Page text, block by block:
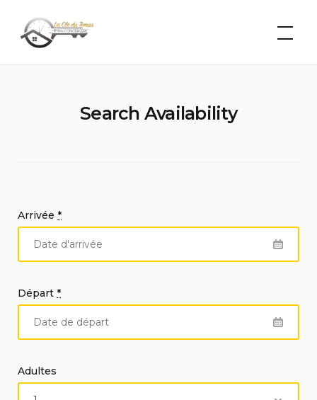
content
La Clé du
Temps –
Léman
Conciergerie
Search Availability
Arrivée *
Départ *
Adultes